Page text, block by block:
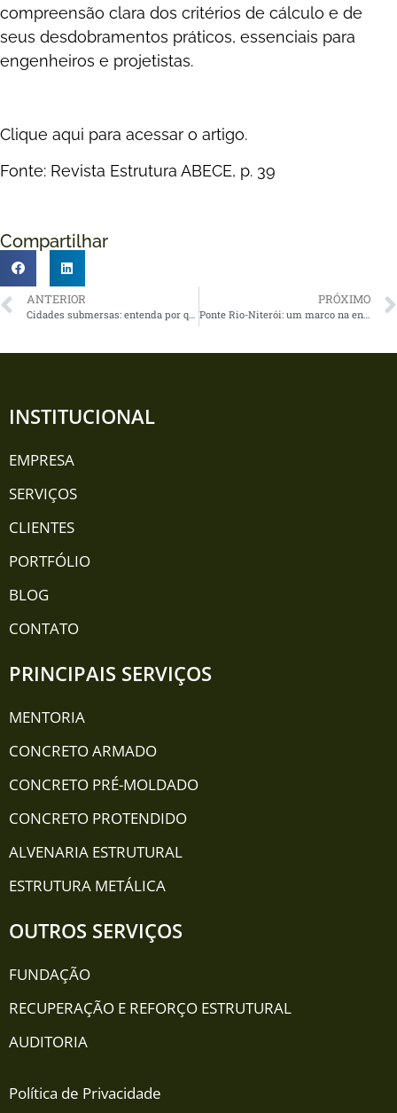
compreensão clara dos critérios de cálculo e de
seus desdobramentos práticos, essenciais para
engenheiros e projetistas.
Clique aqui para acessar o artigo.
Fonte: Revista Estrutura ABECE, p. 39
Compartilhar
ANTERIOR PRÓXIMO
INSTITUCIONAL
EMPRESA
SERVIÇOS
CLIENTES
PORTFÓLIO
BLOG
CONTATO
PRINCIPAIS SERVIÇOS
MENTORIA
CONCRETO ARMADO
CONCRETO PRÉ-MOLDADO
CONCRETO PROTENDIDO
ALVENARIA ESTRUTURAL
ESTRUTURA METÁLICA
OUTROS SERVIÇOS
FUNDAÇÃO
RECUPERAÇÃO E REFORÇO ESTRUTURAL
AUDITORIA
Política de Privacidade